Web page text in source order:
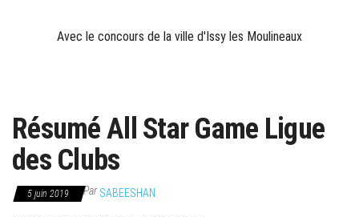
Isséenne –
Avec le concours de la ville d'Issy les Moulineaux
Résumé All Star Game Ligue
des Clubs
5 juin 2019 ParSABEESHAN